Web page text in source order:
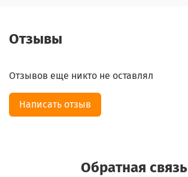
Отзывы
Отзывов еще никто не оставлял
Написать отзыв
Обратная связь